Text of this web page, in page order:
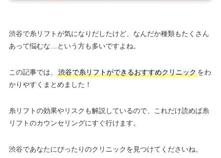
渋谷で糸リフトが気になりだしたけど、なんだか種類もたくさん
あって悩むな…という方も多いですよね。
この記事では、 渋谷で糸リフトができるおすすめクリニックをわ
かりやすくまとめました！
糸リフトの効果やリスクも解説しているので、これだけ読めば糸
リフトのカウンセリングにすぐ行けます。
渋谷であなたにぴったりのクリニックを見つけてくださいね。